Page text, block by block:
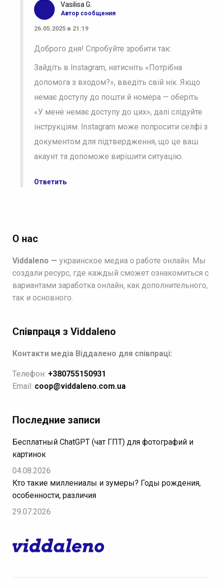
Vasilisa G.
Автор сообщения
26.05.2025 в 21:19
Доброго дня! Спробуйте зробити так:
Зайдіть в Instagram, натисніть «Потрібна
допомога з входом?», введіть свій нік. Якщо
немає доступу до пошти й номера — оберіть
«У мене немає доступу до цих», далі слідуйте
інструкціям. Instagram може попросити селфі з
документом для підтвердження, що це ваш
акаунт та допоможе вирішити ситуацію.
Ответить
О нас
Viddaleno — украинское медиа о работе онлайн. Мы
создали ресурс, где каждый сможет ознакомиться с
вариантами заработка онлайн, как дополнительного,
так и основного.
Співпраця з Viddaleno
Контакти медіа Віддалено для співпраці:
Телефон: +380755150931
Email: coop@viddaleno.com.ua
Последние записи
Бесплатный ChatGPT (чат ГПТ) для фотографий и
картинок
04.08.2026
Кто такие миллениалы и зумеры? Годы рождения,
особенности, различия
29.07.2026